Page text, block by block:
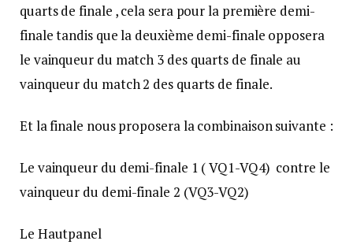
quarts de finale , cela sera pour la première demi-
finale tandis que la deuxième demi-finale opposera
le vainqueur du match 3 des quarts de finale au
vainqueur du match 2 des quarts de finale.
Et la finale nous proposera la combinaison suivante :
Le vainqueur du demi-finale 1 ( VQ1-VQ4) contre le
vainqueur du demi-finale 2 (VQ3-VQ2)
Le Hautpanel